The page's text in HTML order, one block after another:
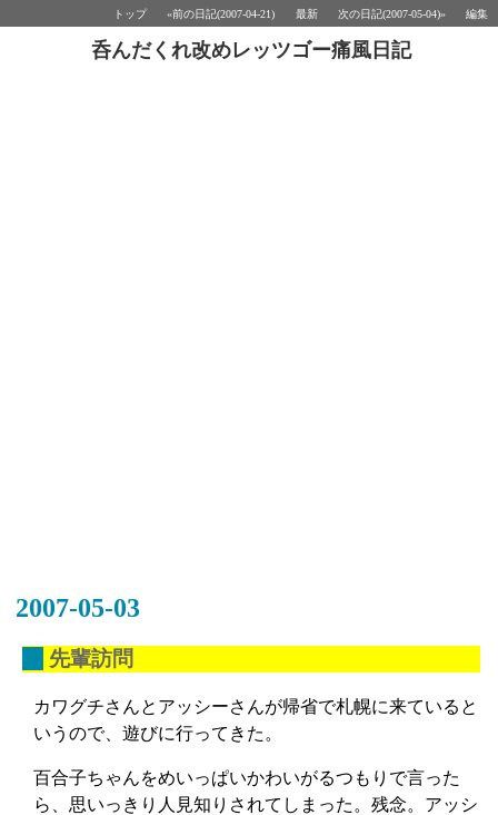
トップ «前の日記(2007-04-21) 最新 次の日記(2007-05-04)» 編集
呑んだくれ改めレッツゴー痛風日記
2007-05-03
先輩訪問
カワグチさんとアッシーさんが帰省で札幌に来ていると
いうので、遊びに行ってきた。
百合子ちゃんをめいっぱいかわいがるつもりで言った
ら、思いっきり人見知りされてしまった。残念。アッシ